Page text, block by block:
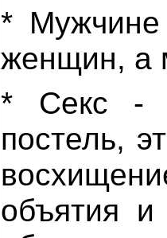
*
женщин, а
* Секс -
постель,
объятия и